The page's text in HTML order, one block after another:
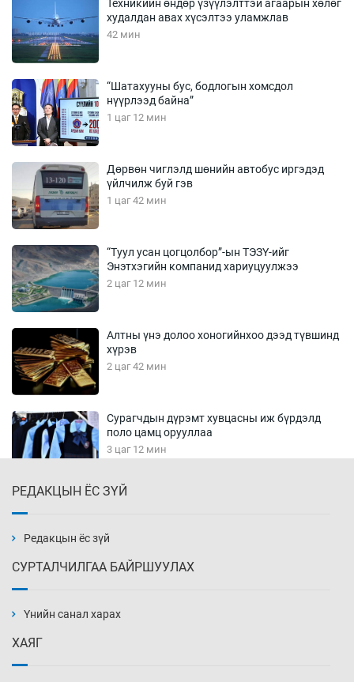
Техникийн өндөр үзүүлэлттэй агаарын хөлөг
худалдан авах хүсэлтээ уламжлав
42 мин
“Шатахууны бус, бодлогын хомсдол
нүүрлээд байна”
1 цаг 12 мин
Дөрвөн чиглэлд шөнийн автобус иргэдэд
үйлчилж буй гэв
1 цаг 42 мин
“Туул усан цогцолбор”-ын ТЭЗҮ-ийг
Энэтхэгийн компанид хариуцуулжээ
2 цаг 12 мин
Алтны үнэ долоо хоногийнхоо дээд түвшинд
хүрэв
2 цаг 42 мин
Сурагчдын дүрэмт хувцасны иж бүрдэлд
поло цамц орууллаа
3 цаг 12 мин
3 цаг 42 мин
4 цаг 12 мин
РЕДАКЦЫН ЁС ЗҮЙ
Редакцын ёс зүй
СУРТАЛЧИЛГАА БАЙРШУУЛАХ
Үнийн санал харах
ХАЯГ